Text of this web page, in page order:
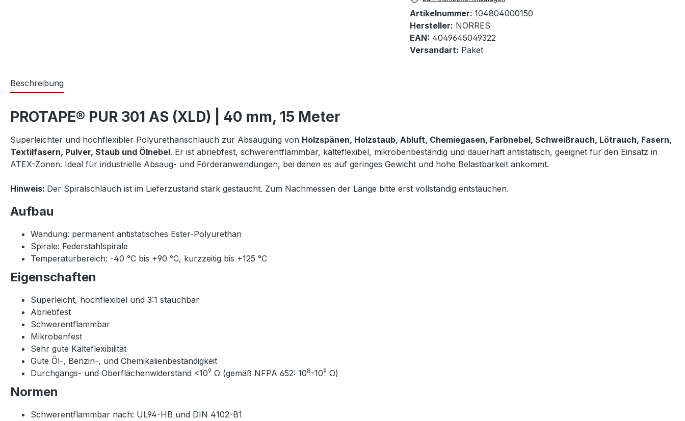
Artikelnummer: 104804000150
Hersteller: NORRES
EAN: 4049645049322
Versandart: Paket
Beschreibung
PROTAPE® PUR 301 AS (XLD) | 40 mm, 15 Meter
Superleichter und hochflexibler Polyurethanschlauch zur Absaugung von Holzspänen, Holzstaub, Abluft, Chemiegasen, Farbnebel, Schweißrauch, Lötrauch, Fasern,
Textilfasern, Pulver, Staub und Ölnebel. Er ist abriebfest, schwerentflammbar, kälteflexibel, mikrobenbeständig und dauerhaft antistatisch, geeignet für den Einsatz in
ATEX-Zonen. Ideal für industrielle Absaug- und Förderanwendungen, bei denen es auf geringes Gewicht und hohe Belastbarkeit ankommt.
Hinweis: Der Spiralschlauch ist im Lieferzustand stark gestaucht. Zum Nachmessen der Länge bitte erst vollständig entstauchen.
Aufbau
Wandung: permanent antistatisches Ester-Polyurethan
Spirale: Federstahlspirale
Temperaturbereich: -40 °C bis +90 °C, kurzzeitig bis +125 °C
Eigenschaften
Superleicht, hochflexibel und 3:1 stauchbar
Abriebfest
Schwerentflammbar
Mikrobenfest
Sehr gute Kälteflexibilität
Gute Öl-, Benzin-, und Chemikalienbeständigkeit
Durchgangs- und Oberflächenwiderstand <109 Ω (gemäß NFPA 652: 108-109 Ω)
Normen
Schwerentflammbar nach: UL94-HB und DIN 4102-B1